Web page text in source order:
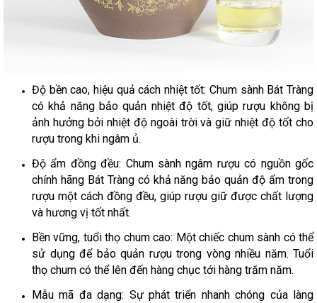
Độ bền cao, hiệu quả cách nhiệt tốt: Chum sành Bát Tràng
có khả năng bảo quản nhiệt độ tốt, giúp rượu không bị
ảnh hưởng bởi nhiệt độ ngoài trời và giữ nhiệt độ tốt cho
rượu trong khi ngâm ủ.
Độ ẩm đồng đều: Chum sành ngâm rượu có nguồn gốc
chính hãng Bát Tràng có khả năng bảo quản độ ẩm trong
rượu một cách đồng đều, giúp rượu giữ được chất lượng
và hương vị tốt nhất.
Bền vững, tuổi thọ chum cao: Một chiếc chum sành có thể
sử dụng để bảo quản rượu trong vòng nhiều năm. Tuổi
thọ chum có thể lên đến hàng chục tới hàng trăm năm.
Mẫu mã đa dạng: Sự phát triển nhanh chóng của làng